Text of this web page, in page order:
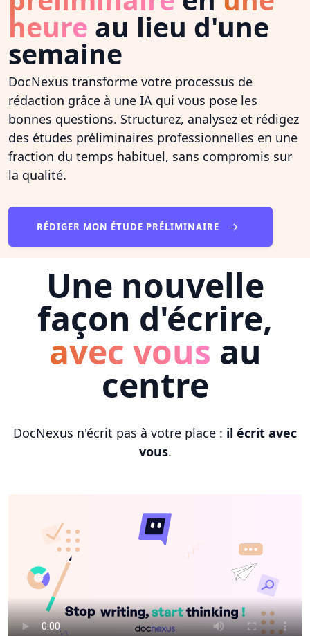
heure au lieu d'une
semaine
DocNexus transforme votre processus de
rédaction grâce à une IA qui vous pose les
bonnes questions. Structurez, analysez et rédigez
des études préliminaires professionnelles en une
fraction du temps habituel, sans compromis sur
la qualité.
RÉDIGER MON ÉTUDE PRÉLIMINAIRE
Une nouvelle
façon d'écrire,
avec vous au
centre
DocNexus n'écrit pas à votre place : il écrit avec
vous.